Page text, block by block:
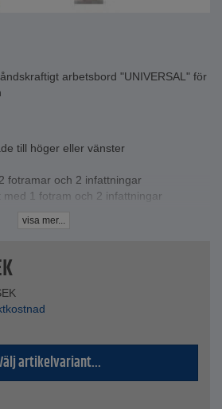
arbetsbord "UNIVERSAL" för
till höger eller vänster
fotramar och 2 infattningar
med 1 fotram och 2 infattningar
kg
vid förfrågan
visa mer...
artikelvariant...